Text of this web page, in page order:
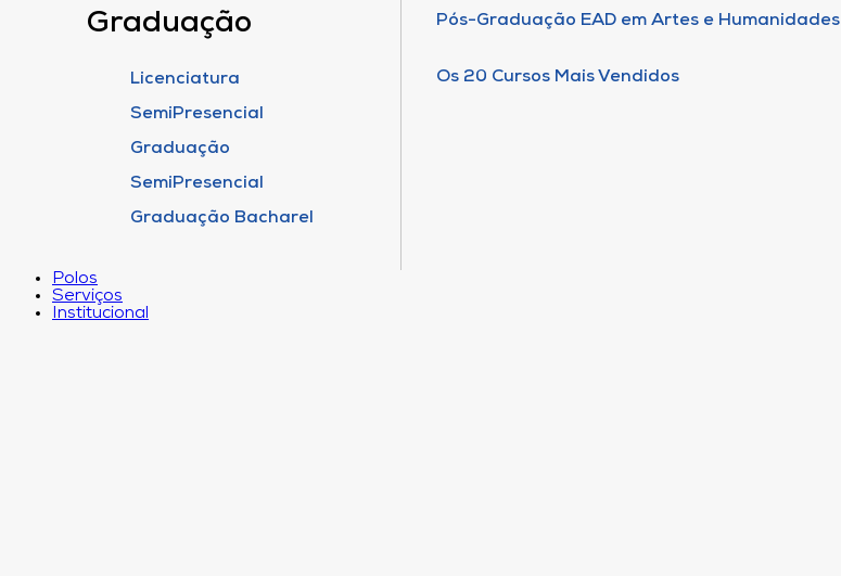
Graduação
Licenciatura
SemiPresencial
Graduação
SemiPresencial
Graduação Bacharel
Pós-Graduação EAD em Artes e Humanidades
Os 20 Cursos Mais Vendidos
Polos
Serviços
Institucional